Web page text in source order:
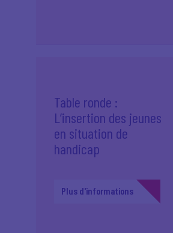
Table ronde :
L’insertion des jeunes
en situation de
handicap
Plus d'informations